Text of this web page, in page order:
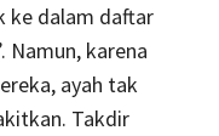
ke dalam daftar
Namun, karena
ayah tak
Takdir